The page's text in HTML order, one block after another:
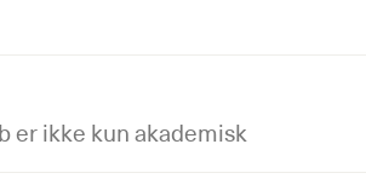
er ikke kun akademisk